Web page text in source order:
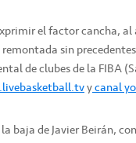
el factor cancha, al
sin
de clubes de la FIBA
ycanal
baja de Javier Beirán,